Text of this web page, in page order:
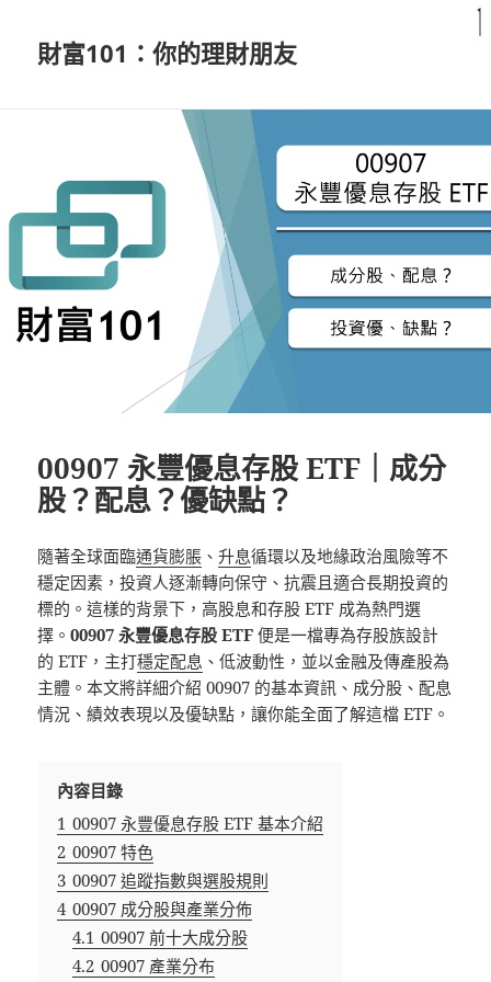
財富101：你的理財朋友
00907 永豐優息存股 ETF｜成分
股？配息？優缺點？
隨著全球面臨通貨膨脹 、升息循環以及地緣政治風險等不
穩定因素，投資人逐漸轉向保守、抗震且適合長期投資的
標的。這樣的背景下，高股息和存股 ETF 成為熱門選
擇。00907 永豐優息存股 ETF 便是一檔專為存股族設計
的 ETF，主打穩定配息 、低波動性，並以金融及傳產股為
主體。本文將詳細介紹 00907 的基本資訊、成分股、配息
情況、績效表現以及優缺點，讓你能全面了解這檔 ETF。
內容目錄
1 00907 永豐優息存股 ETF 基本介紹
2 00907 特色
3 00907 追蹤指數與選股規則
4 00907 成分股與產業分佈
4.1 00907 前十大成分股
4.2 00907 產業分布